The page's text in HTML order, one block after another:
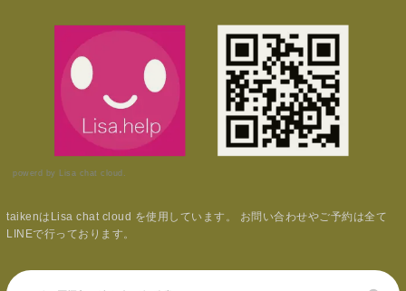
powerd by Lisa chat cloud.
taikenはLisa chat cloud を使用しています。 お問い合わせやご予約は全て
LINEで行っております。